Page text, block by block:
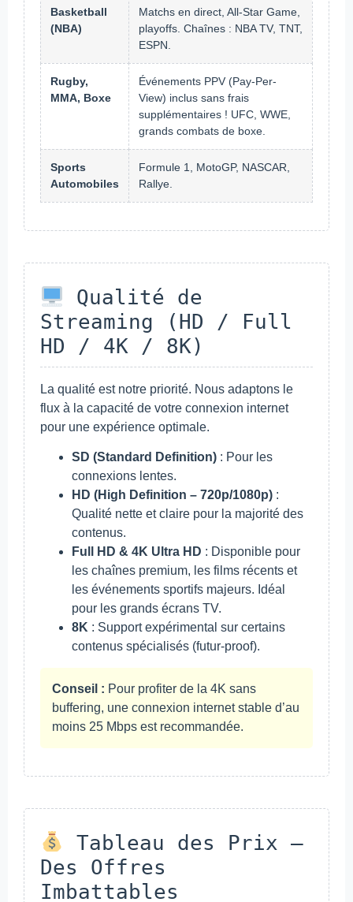
Basketball
(NBA)
Matchs en direct, All-Star Game,
playoffs. Chaînes : NBA TV, TNT,
ESPN.
Rugby,
MMA, Boxe
Événements PPV (Pay-Per-
View) inclus sans frais
supplémentaires ! UFC, WWE,
grands combats de boxe.
Sports
Automobiles
Formule 1, MotoGP, NASCAR,
Rallye.
Qualité de
Streaming (HD / Full
HD / 4K / 8K)
La qualité est notre priorité. Nous adaptons le
flux à la capacité de votre connexion internet
pour une expérience optimale.
SD (Standard Definition) : Pour les
connexions lentes.
HD (High Definition – 720p/1080p) :
Qualité nette et claire pour la majorité des
contenus.
Full HD & 4K Ultra HD : Disponible pour
les chaînes premium, les films récents et
les événements sportifs majeurs. Idéal
pour les grands écrans TV.
8K : Support expérimental sur certains
contenus spécialisés (futur-proof).
Conseil : Pour profiter de la 4K sans
buffering, une connexion internet stable d’au
moins 25 Mbps est recommandée.
Tableau des Prix –
Des Offres
Imbattables